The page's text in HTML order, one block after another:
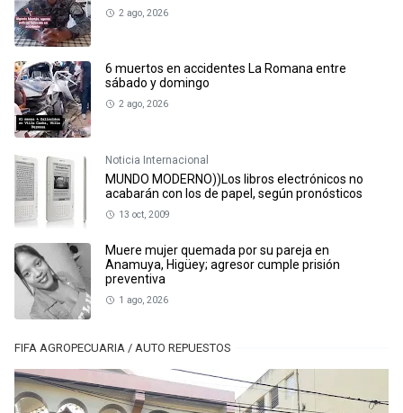
2 ago, 2026
6 muertos en accidentes La Romana entre
sábado y domingo
2 ago, 2026
Noticia Internacional
MUNDO MODERNO))Los libros electrónicos no
acabarán con los de papel, según pronósticos
13 oct, 2009
Muere mujer quemada por su pareja en
Anamuya, Higüey; agresor cumple prisión
preventiva
1 ago, 2026
FIFA AGROPECUARIA / AUTO REPUESTOS